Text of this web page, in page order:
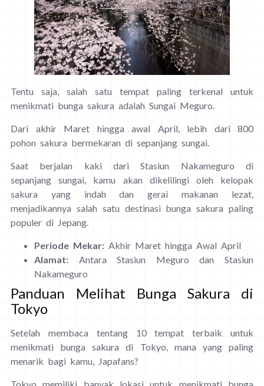
Tentu saja, salah satu tempat paling terkenal untuk
menikmati bunga sakura adalah Sungai Meguro.
Dari akhir Maret hingga awal April, lebih dari 800
pohon sakura bermekaran di sepanjang sungai.
Saat berjalan kaki dari Stasiun Nakameguro di
sepanjang sungai, kamu akan dikelilingi oleh kelopak
sakura yang indah dan gerai makanan lezat,
menjadikannya salah satu destinasi bunga sakura paling
populer di Jepang.
Periode Mekar: Akhir Maret hingga Awal April
Alamat: Antara Stasiun Meguro dan Stasiun
Nakameguro
Panduan Melihat Bunga Sakura di
Tokyo
Setelah membaca tentang 10 tempat terbaik untuk
menikmati bunga sakura di Tokyo, mana yang paling
menarik bagi kamu, Japafans?